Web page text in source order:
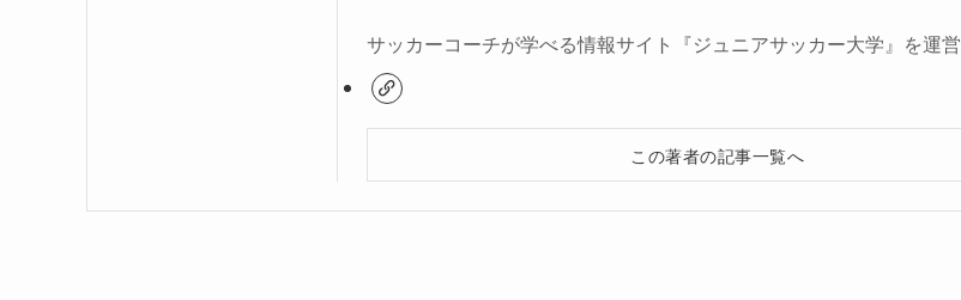
サッカーコーチが学べる情報サイト『ジュニアサッカー大学』を運営
この著者の記事一覧へ